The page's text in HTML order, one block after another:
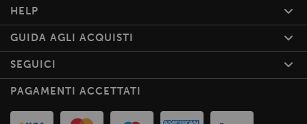
HELP
GUIDA AGLI ACQUISTI
SEGUICI
PAGAMENTI ACCETTATI